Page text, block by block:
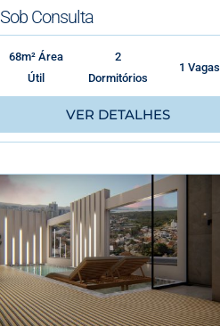
Sob Consulta
68m² Área
Útil
2
Dormitórios
1 Vagas
VER DETALHES